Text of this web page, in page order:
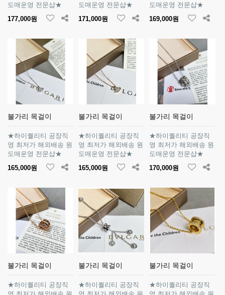
도매운영 전문샵★
177,000원
도매운영 전문샵★
171,000원
도매운영 전문샵★
169,000원
불가리 목걸이
★하이퀄리티 공장직
영 최저가 해외배송 원
도매운영 전문샵★
165,000원
불가리 목걸이
★하이퀄리티 공장직
영 최저가 해외배송 원
도매운영 전문샵★
165,000원
불가리 목걸이
★하이퀄리티 공장직
영 최저가 해외배송 원
도매운영 전문샵★
170,000원
불가리 목걸이
★하이퀄리티 공장직
불가리 목걸이
★하이퀄리티 공장직
불가리 목걸이
★하이퀄리티 공장직